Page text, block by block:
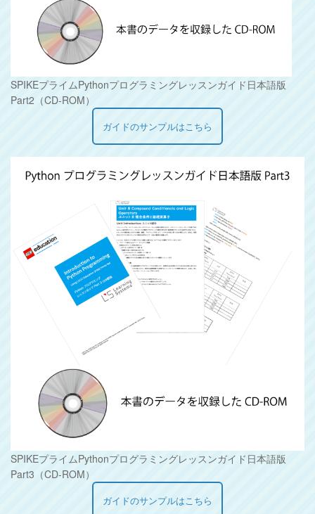
SPIKEプライムPythonプログラミングレッスンガイド日本語版
Part2（CD-ROM）
ガイドのサンプルはこちら
SPIKEプライムPythonプログラミングレッスンガイド日本語版
Part3（CD-ROM）
ガイドのサンプルはこちら